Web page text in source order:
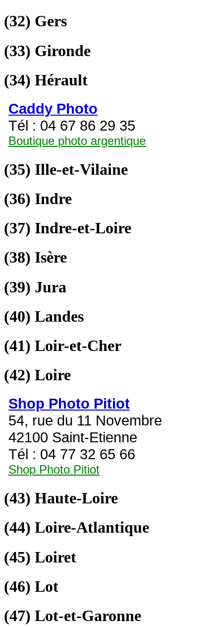
(32) Gers
(33) Gironde
(34) Hérault
Caddy Photo
Tél : 04 67 86 29 35
Boutique photo argentique
(35) Ille-et-Vilaine
(36) Indre
(37) Indre-et-Loire
(38) Isère
(39) Jura
(40) Landes
(41) Loir-et-Cher
(42) Loire
Shop Photo Pitiot
54, rue du 11 Novembre
42100 Saint-Etienne
Tél : 04 77 32 65 66
Shop Photo Pitiot
(43) Haute-Loire
(44) Loire-Atlantique
(45) Loiret
(46) Lot
(47) Lot-et-Garonne